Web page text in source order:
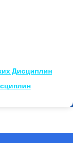
Дисциплин